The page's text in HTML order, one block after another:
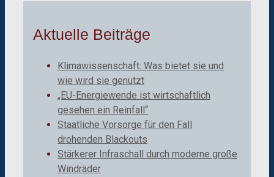
Aktuelle Beiträge
Klimawissenschaft: Was bietet sie und
wie wird sie genutzt
„EU-Energiewende ist wirtschaftlich
gesehen ein Reinfall“
Staatliche Vorsorge für den Fall
drohenden Blackouts
Stärkerer Infraschall durch moderne große
Windräder